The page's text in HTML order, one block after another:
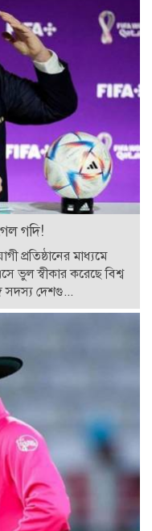
গদি!
প্রতিষ্ঠানের মাধ্যমে
ভুল স্বীকার করেছে বিশ্ব
সদস্য দেশগু...